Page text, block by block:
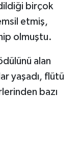
birçok
etmiş,
olmuştu.
alan
yaşadı, flütü
bazı